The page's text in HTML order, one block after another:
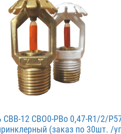
СВВ-12 CBO0-PBо 0,47-R1/2/
(заказ по 30шт. /